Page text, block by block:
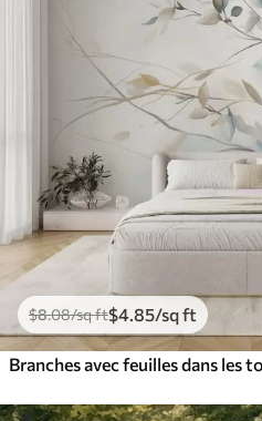
$8.08/sq ft$4 .85/sq ft